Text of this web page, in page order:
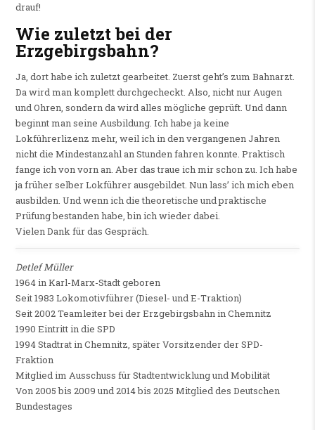
drauf!
Wie zuletzt bei der
Erzgebirgsbahn?
Ja, dort habe ich zuletzt gearbeitet. Zuerst geht’s zum Bahnarzt.
Da wird man komplett durchgecheckt. Also, nicht nur Augen
und Ohren, sondern da wird alles mögliche geprüft. Und dann
beginnt man seine Ausbildung. Ich habe ja keine
Lokführerlizenz mehr, weil ich in den vergangenen Jahren
nicht die Mindestanzahl an Stunden fahren konnte. Praktisch
fange ich von vorn an. Aber das traue ich mir schon zu. Ich habe
ja früher selber Lokführer ausgebildet. Nun lass’ ich mich eben
ausbilden. Und wenn ich die theoretische und praktische
Prüfung bestanden habe, bin ich wieder dabei.
Vielen Dank für das Gespräch.
Detlef Müller
1964 in Karl-Marx-Stadt geboren
Seit 1983 Lokomotivführer (Diesel- und E-Traktion)
Seit 2002 Teamleiter bei der Erzgebirgsbahn in Chemnitz
1990 Eintritt in die SPD
1994 Stadtrat in Chemnitz, später Vorsitzender der SPD-
Fraktion
Mitglied im Ausschuss für Stadtentwicklung und Mobilität
Von 2005 bis 2009 und 2014 bis 2025 Mitglied des Deutschen
Bundestages